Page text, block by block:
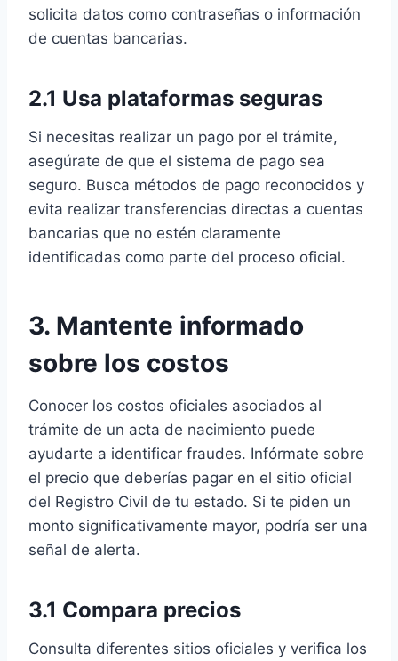
solicita datos como contraseñas o información
de cuentas bancarias.
2.1 Usa plataformas seguras
Si necesitas realizar un pago por el trámite,
asegúrate de que el sistema de pago sea
seguro. Busca métodos de pago reconocidos y
evita realizar transferencias directas a cuentas
bancarias que no estén claramente
identificadas como parte del proceso oficial.
3. Mantente informado
sobre los costos
Conocer los costos oficiales asociados al
trámite de un acta de nacimiento puede
ayudarte a identificar fraudes. Infórmate sobre
el precio que deberías pagar en el sitio oficial
del Registro Civil de tu estado. Si te piden un
monto significativamente mayor, podría ser una
señal de alerta.
3.1 Compara precios
Consulta diferentes sitios oficiales y verifica los